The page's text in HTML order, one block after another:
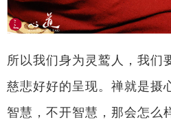
所以我们身为灵鹫人，我们
慈悲好好的呈现。禅就是摄
智慧，不开智慧，那会怎么